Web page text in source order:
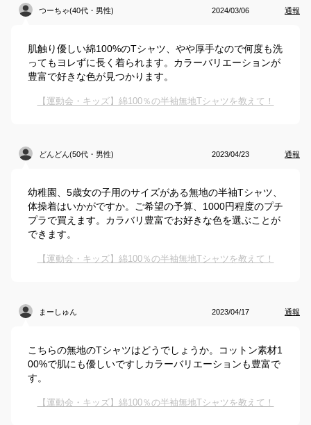
つーちゃ(40代・男性) 2024/03/06 通報
肌触り優しい綿100%のTシャツ、やや厚手なので何度も洗
ってもヨレずに長く着られます。カラーバリエーションが
豊富で好きな色が見つかります。
【運動会・キッズ】綿100％の半袖無地Tシャツを教えて！
どんどん(50代・男性) 2023/04/23 通報
幼稚園、5歳女の子用のサイズがある無地の半袖Tシャツ、
体操着はいかがですか。ご希望の予算、1000円程度のプチ
プラで買えます。カラバリ豊富でお好きな色を選ぶことが
できます。
【運動会・キッズ】綿100％の半袖無地Tシャツを教えて！
まーしゅん 2023/04/17 通報
こちらの無地のTシャツはどうでしょうか。コットン素材1
00%で肌にも優しいですしカラーバリエーションも豊富で
す。
【運動会・キッズ】綿100％の半袖無地Tシャツを教えて！